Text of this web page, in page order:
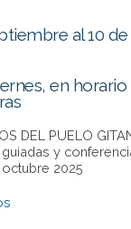
al 10
en horario
DEL PUELO
guiadas y
2025